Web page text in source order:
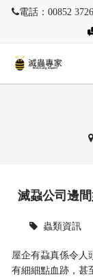
電話：00852
滅蝨公司邊
蟲類資訊
屋企有蝨真係令人
有細細點血跡，